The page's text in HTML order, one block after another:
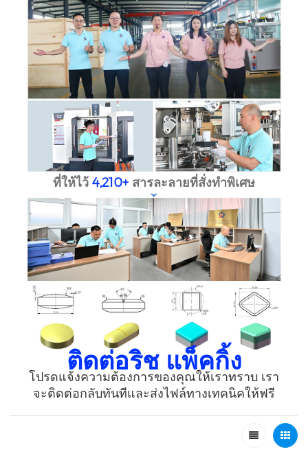
ที่ให้ไว้ 4,210+ สารละลายที่สั่งทำพิเศษ
ติดต่อริช แพ็คกิ้ง
โปรดแจ้งความต้องการของคุณให้เราทราบ เรา
จะติดต่อกลับทันทีและส่งไฟล์ทางเทคนิคให้ฟรี